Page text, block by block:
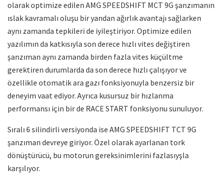
olarak optimize edilen AMG SPEEDSHIFT MCT 9G şanzımanın
ıslak kavramalı oluşu bir yandan ağırlık avantajı sağlarken
aynı zamanda tepkileri de iyileştiriyor. Optimize edilen
yazılımın da katkısıyla son derece hızlı vites değiştiren
şanzıman aynı zamanda birden fazla vites küçültme
gerektiren durumlarda da son derece hızlı çalışıyor ve
özellikle otomatik ara gazı fonksiyonuyla benzersiz bir
deneyim vaat ediyor. Ayrıca kusursuz bir hızlanma
performansı için bir de RACE START fonksiyonu sunuluyor.
Sıralı 6 silindirli versiyonda ise AMG SPEEDSHIFT TCT 9G
şanzıman devreye giriyor. Özel olarak ayarlanan tork
dönüştürücü, bu motorun gereksinimlerini fazlasıyşla
karşılıyor.